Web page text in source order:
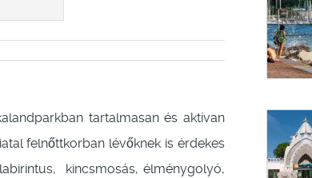
tartalmasan és aktívan
felnőttkorban lévőknek is érdekes
kincsmosás, élménygolyó,